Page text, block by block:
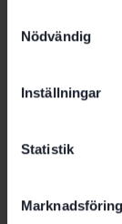
Nödvändig
Inställningar
Statistik
Marknadsföring
kr